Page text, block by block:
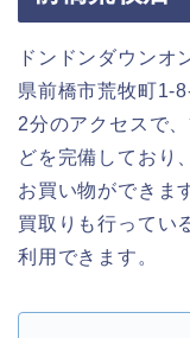
ドンドンダウンオ
県前橋市荒牧町1-
2分のアクセスで
どを完備しており
お買い物ができま
買取りも行ってい
利用できます。